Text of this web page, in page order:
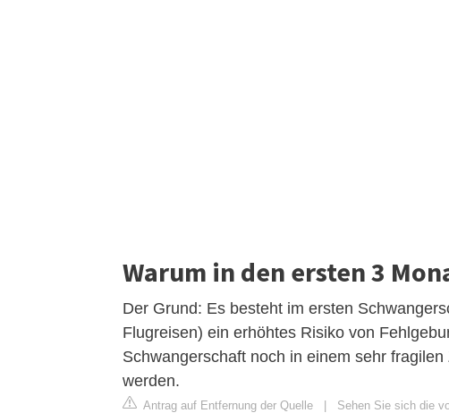
Warum in den ersten 3
Der Grund: Es besteht im ersten
Flugreisen) ein erhöhtes Risiko von
Schwangerschaft noch in einem sehr
werden.
Antrag auf Entfernung der Quelle Sehen Sie sich die